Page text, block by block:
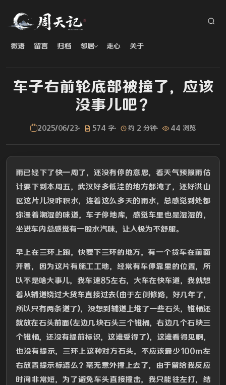
微语 留言 归档 邻居 走心 关于
车子右前轮底部被撞了，应该
没事儿吧？
2025/06/23 574 字 约 2 分钟 44 浏览
雨已经下了快一周了，还没有停的意思，看天气预报雨估
计要下到本周五，武汉好多低洼的地方都淹了，还好洪山
区这片儿没咋积水，连着这么多天的雨水，总感觉到处都
弥漫着潮湿的味道，车子停地库，感觉车里也是湿湿的，
坐进车内总感觉有一股水汽味，让人极为不舒服。
早上在三环上跑，快要下三环的地方，有一个货车在前面
开着，因为这片有施工工地，经常有车停靠里的位置，所
以不是啥大事儿，我车速85左右，大车在快车道，我就想
着从辅道绕过大货车直接过去(由于左侧修路，好几年了，
所以只有两条道了)，没想到辅道上堆了一些石头，锥桶还
就放在石头前面(左边几块石头三个锥桶，右边几个石块三
个锥桶，还没有提前标识，这谁受得了)，这谁看得见啊，
也没有提示，三环上这种对方石头，不应该最少100m左
右放置提示标语么？毫无意外撞上去了，由于留给我反应
时间非常短，为了避免车头直接撞击，我只能往左打，结